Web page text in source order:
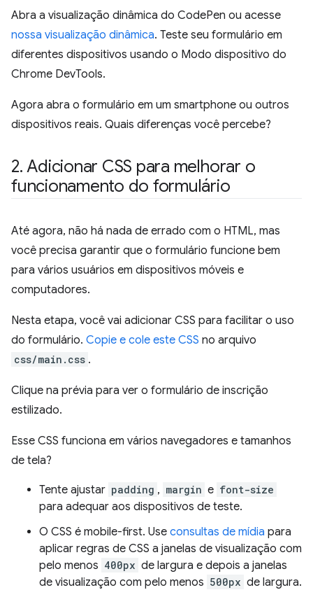
Abra a visualização dinâmica do CodePen ou acesse
nossa visualização dinâmica. Teste seu formulário em
diferentes dispositivos usando o Modo dispositivo do
Chrome DevTools.
Agora abra o formulário em um smartphone ou outros
dispositivos reais. Quais diferenças você percebe?
2. Adicionar CSS para melhorar o
funcionamento do formulário
Até agora, não há nada de errado com o HTML, mas
você precisa garantir que o formulário funcione bem
para vários usuários em dispositivos móveis e
computadores.
Nesta etapa, você vai adicionar CSS para facilitar o uso
do formulário. Copie e cole este CSS no arquivo
css/main.css .
Clique na prévia para ver o formulário de inscrição
estilizado.
Esse CSS funciona em vários navegadores e tamanhos
de tela?
Tente ajustar padding , margin e font-size
para adequar aos dispositivos de teste.
O CSS é mobile-first. Use consultas de mídia para
aplicar regras de CSS a janelas de visualização com
pelo menos 400px de largura e depois a janelas
de visualização com pelo menos 500px de largura.